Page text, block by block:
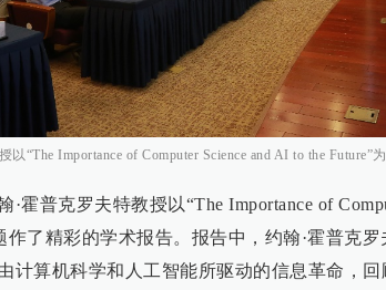
以“The Importance of Computer Science and AI to the Future”
·霍普克罗夫特教授以“The Importance of
作了精彩的学术报告。报告中，约翰·霍普克
计算机科学和人工智能所驱动的信息革命，回